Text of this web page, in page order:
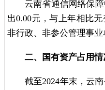
云南省通信网络保
出0.00元，与上年相比
非行政、非参公管理事业
二、国有资产占用情
截至2024年末，云